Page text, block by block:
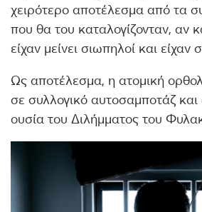
χειρότερο αποτέλεσμα από τα
που θα του καταλογίζονταν, αν
είχαν μείνει σιωπηλοί και είχαν
Ως αποτέλεσμα, η ατομική
σε συλλογικό αυτοσαμποτάζ και
ουσία του Διλήμματος του